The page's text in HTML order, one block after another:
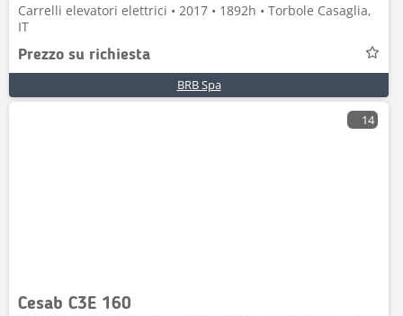
Carrelli elevatori elettrici • 2017 • 1892h • Torbole Casaglia,
IT
Prezzo su richiesta
BRB Spa
14
Cesab C3E 160